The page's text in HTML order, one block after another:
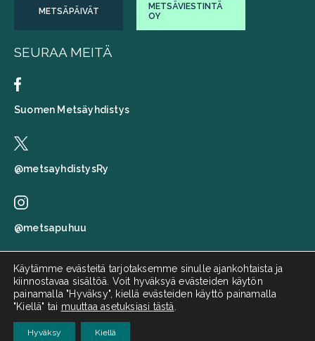
METSÄPÄIVÄT
METSÄVIESTINTÄ
OY
SEURAA MEITÄ
Suomen Metsäyhdistys
@metsayhdistysRy
@metsapuhuu
Suomen metsäyhdistys
Metsä puhuu
Käytämme evästeitä tarjotaksemme sinulle ajankohtaista ja
kiinnostavaa sisältöä. Voit hyväksyä evästeiden käytön
painamalla "Hyväksy", kiellä evästeiden käyttö painamalla
"Kiellä" tai muuttaa asetuksiasi tästä
Hyväksy Kiellä